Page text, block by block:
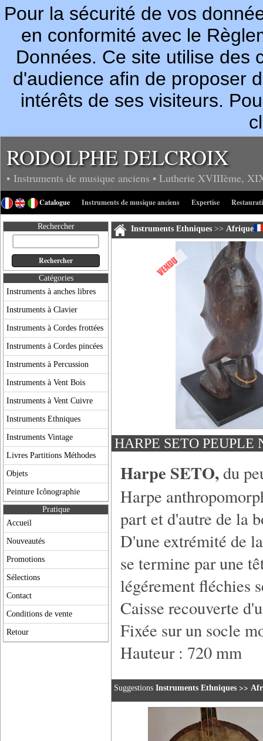
Pour la sécurité de vos
en conformité avec le
Données. Ce site utilise des
d'audience afin de proposer
intérêts de ses visiteurs.
RODOLPHE DELCROIX
• Instruments de musique anciens • Lutherie XVIIIème,
Catalogue Instruments de musique anciens Expertise
Rechercher
Catégories
Instruments à anches libres
Instruments à Clavier
Instruments à Cordes frottées
Instruments à Cordes pincées
Instruments à Percussion
Instruments à Vent Bois
Instruments à Vent Cuivre
Instruments Ethniques
Instruments Vintage
Livres Partitions Méthodes
Objets
Peinture Icônographie
Pratique
Accueil
Nouveautés
Promotions
Sélections
Contact
Conditions de vente
Retour
Instruments Ethniques>> Afrique
HARPE SETO PEUPLE
Harpe SETO,du
Harpe
part et d'autre de la
D'une extrémité de
se termine par une
légérement fléchies
Caisse recouverte
Fixée sur un socle
Hauteur : 720 mm
Suggestions Instruments Ethniques >>